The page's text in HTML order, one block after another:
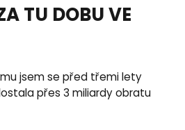
TU DOBU VE
jsem se před třemi lety
přes 3 miliardy obratu